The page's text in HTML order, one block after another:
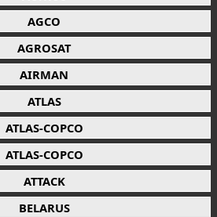
AGCO
AGROSAT
AIRMAN
ATLAS
ATLAS-COPCO
ATLAS-COPCO
ATTACK
BELARUS